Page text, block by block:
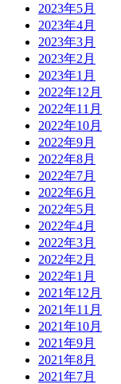
2023年5月
2023年4月
2023年3月
2023年2月
2023年1月
2022年12月
2022年11月
2022年10月
2022年9月
2022年8月
2022年7月
2022年6月
2022年5月
2022年4月
2022年3月
2022年2月
2022年1月
2021年12月
2021年11月
2021年10月
2021年9月
2021年8月
2021年7月